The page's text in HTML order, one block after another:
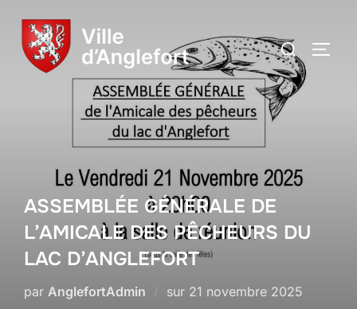
ASSEMBLÉE GÉNÉRALE DE
L’AMICALE DES PÊCHEURS DU
LAC D’ANGLEFORT
par AnglefortAdmin sur 21 novembre 2025